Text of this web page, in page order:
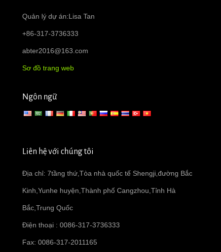
Quản lý dự án:Lisa Tan
+86-317-3736333
abter2016@163.com
Sơ đồ trang web
Ngôn ngữ
Liên hệ với chúng tôi
Địa chỉ: 7tầng thứ,Tòa nhà quốc tế Shengji,đường Bắc
Kinh,Yunhe huyện,Thành phố Cangzhou,Tỉnh Hà
Bắc,Trung Quốc
Điện thoại : 0086-317-3736333
Fax: 0086-317-2011165